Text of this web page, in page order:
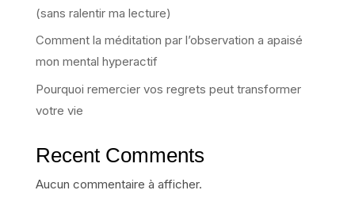
(sans ralentir ma lecture)
Comment la méditation par l’observation a apaisé
mon mental hyperactif
Pourquoi remercier vos regrets peut transformer
votre vie
Recent Comments
Aucun commentaire à afficher.